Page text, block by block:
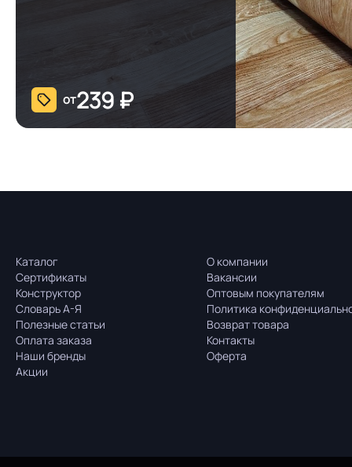
от239 ₽
Каталог
Сертификаты
Конструктор
Словарь А-Я
Полезные статьи
Оплата заказа
Наши бренды
Акции
О компании
Вакансии
Оптовым покупателям
Политика
Возврат товара
Контакты
Оферта